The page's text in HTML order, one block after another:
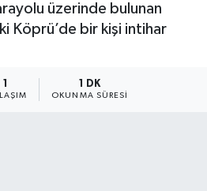
üzerinde bulunan
Köprü’de bir kişi intihar
1 DK
OKUNMA SÜRESI